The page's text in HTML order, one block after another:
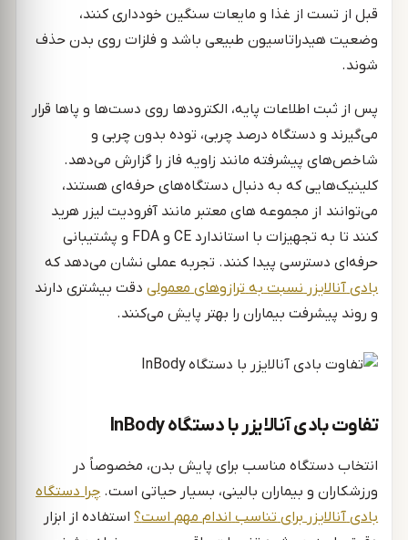
قبل از تست از غذا و مایعات سنگین خودداری کنند،
وضعیت هیدراتاسیون طبیعی باشد و فلزات روی بدن حذف
شوند.
پس از ثبت اطلاعات پایه، الکترودها روی دست‌ها و پاها قرار
می‌گیرند و دستگاه درصد چربی، توده بدون چربی و
شاخص‌های پیشرفته مانند زاویه فاز را گزارش می‌دهد.
کلینیک‌هایی که به دنبال دستگاه‌های حرفه‌ای هستند،
می‌توانند از مجموعه های معتبر مانند آفرودیت لیزر هرید
کنند تا به تجهیزات با استاندارد CE و FDA و پشتیبانی
حرفه‌ای دسترسی پیدا کنند. تجربه عملی نشان می‌دهد که
بادی آنالایزر نسبت به ترازوهای معمولیدقت بیشتری دارند
و روند پیشرفت بیماران را بهتر پایش می‌کنند.
تفاوت بادی آنالایزر با دستگاه InBody
انتخاب دستگاه مناسب برای پایش بدن، مخصوصاً در
ورزشکاران و بیماران بالینی، بسیار حیاتی است. چرا دستگاه
بادی آنالایزر برای تناسب اندام مهم است؟استفاده از ابزار